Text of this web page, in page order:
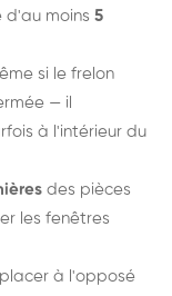
d'au moins 5
si le frelon
— il
à l'intérieur du
des pièces
les fenêtres
à l'opposé